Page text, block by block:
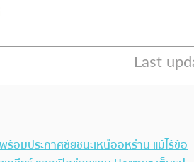
ร้อมประกาศชัยชนะเหนืออิหร่าน แม้ไร้ข้อ